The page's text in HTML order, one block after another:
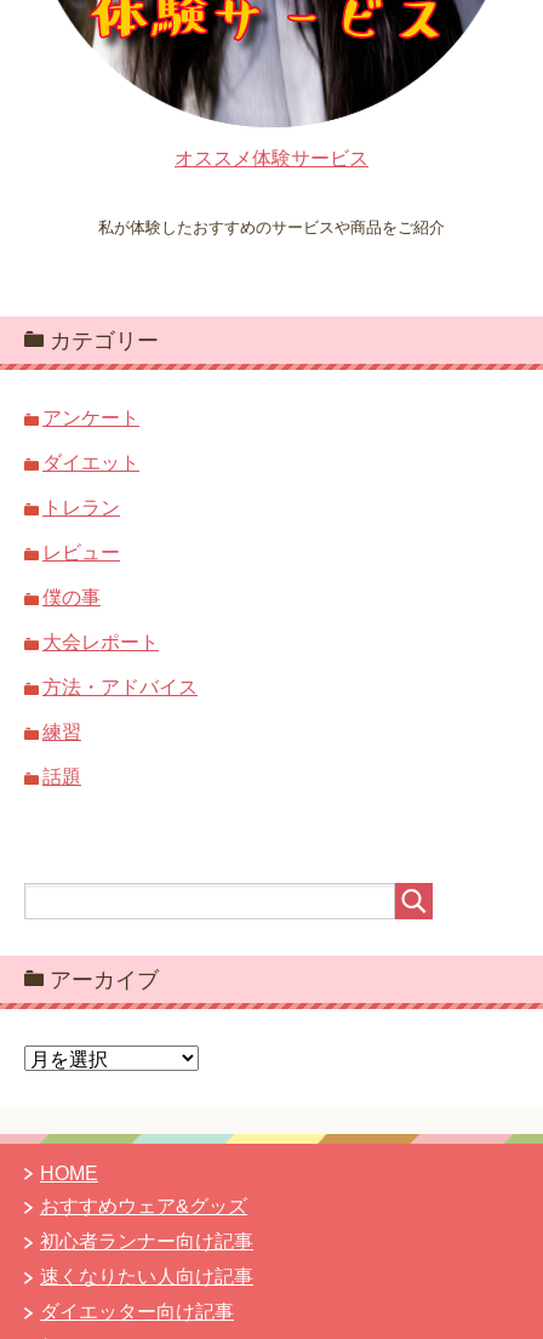
オススメ体験サービス
私が体験したおすすめのサービスや商品をご紹介
カテゴリー
アンケート
ダイエット
トレラン
レビュー
僕の事
大会レポート
方法・アドバイス
練習
話題
アーカイブ
ア
イ
HOME
おすすめウェア&グッズ
初心者ランナー向け記事
速くなりたい人向け記事
ダイエッター向け記事